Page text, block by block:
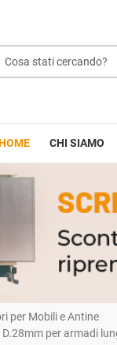
CHI SIAMO
per Mobili e Antine
per armadi